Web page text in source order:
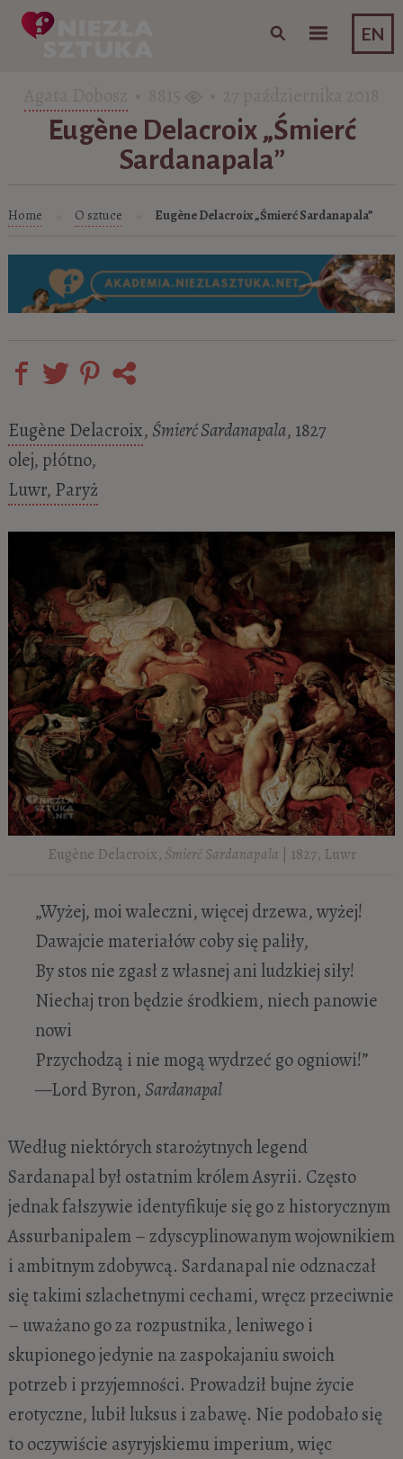
EN
Skip to content
Eugène Delacroix „Śmierć
Sardanapala”
Home O sztuce Eugène Delacroix „Śmierć Sardanapala”
Eugène Delacroix, Śmierć Sardanapala, 1827
olej, płótno,
Luwr, Paryż
Eugène Delacroix, Śmierć Sardanapala | 1827, Luwr
„Wyżej, moi waleczni, więcej drzewa, wyżej!
Dawajcie materiałów coby się paliły,
By stos nie zgasł z własnej ani ludzkiej siły!
Niechaj tron będzie środkiem, niech panowie
nowi
Przychodzą i nie mogą wydrzeć go ogniowi!”
—Lord Byron, Sardanapal
Według niektórych starożytnych legend
Sardanapal był ostatnim królem Asyrii. Często
jednak fałszywie identyfikuje się go z historycznym
Assurbanipalem – zdyscyplinowanym wojownikiem
i ambitnym zdobywcą. Sardanapal nie odznaczał
się takimi szlachetnymi cechami, wręcz przeciwnie
– uważano go za rozpustnika, leniwego i
skupionego jedynie na zaspokajaniu swoich
potrzeb i przyjemności. Prowadził bujne życie
erotyczne, lubił luksus i zabawę. Nie podobało się
to oczywiście asyryjskiemu imperium, więc